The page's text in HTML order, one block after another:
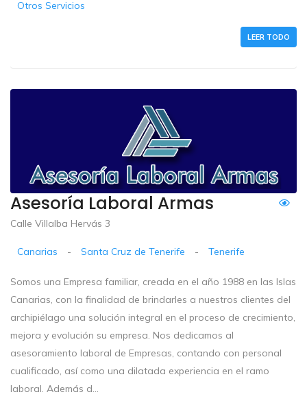
Otros Servicios
LEER TODO
Asesoría Laboral Armas
Calle Villalba Hervás 3
Canarias - Santa Cruz de Tenerife - Tenerife
Somos una Empresa familiar, creada en el año 1988 en las Islas
Canarias, con la finalidad de brindarles a nuestros clientes del
archipiélago una solución integral en el proceso de crecimiento,
mejora y evolución su empresa. Nos dedicamos al
asesoramiento laboral de Empresas, contando con personal
cualificado, así como una dilatada experiencia en el ramo
laboral. Además d...